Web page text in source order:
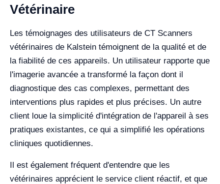
Vétérinaire
Les témoignages des utilisateurs de CT Scanners
vétérinaires de Kalstein témoignent de la qualité et de
la fiabilité de ces appareils. Un utilisateur rapporte que
l'imagerie avancée a transformé la façon dont il
diagnostique des cas complexes, permettant des
interventions plus rapides et plus précises. Un autre
client loue la simplicité d'intégration de l'appareil à ses
pratiques existantes, ce qui a simplifié les opérations
cliniques quotidiennes.
Il est également fréquent d'entendre que les
vétérinaires apprécient le service client réactif, et que